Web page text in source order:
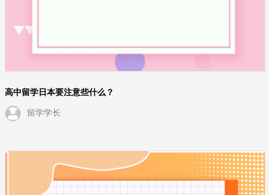
高中留学日本要注意些什么？
留学学长